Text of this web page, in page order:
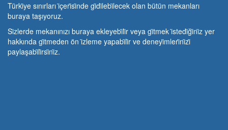
Türki̇ye sınırları i̇çeri̇si̇nde gi̇di̇lebi̇lecek olan bütün mekanları
buraya taşıyoruz.
Si̇zlerde mekanınızı buraya ekleyebi̇li̇r veya gi̇tmek i̇stedi̇ği̇ni̇z yer
hakkında gi̇tmeden ön i̇zleme yapabi̇li̇r ve deneyi̇mleri̇ni̇zi̇
paylaşabi̇li̇rsi̇ni̇z.